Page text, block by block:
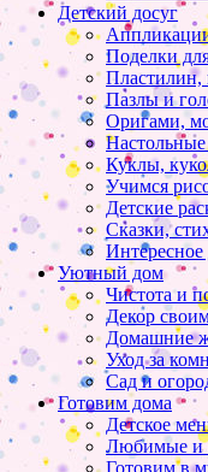
Детский досуг
Поделки
Пластилин,
Пазлы и
Оригами,
Куклы,
Учимся
Детские
Сказки,
Интересное
Уютный дом
Чистота и
Декор
Домашние
Уход за
Сад и
Готовим дома
Детское
Любимые и
Готовим в